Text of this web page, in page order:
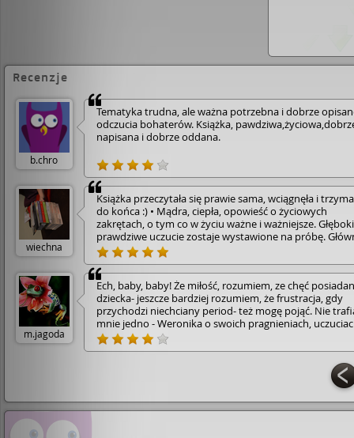
Recenzje
b.chro
Tematyka trudna, ale ważna potrzebna i dobrze
odczucia bohaterów. Książka,
napisana i dobrze oddana.
wiechna
Książka przeczytała się prawie sama, wciągnęła i
do końca :) • Mądra, ciepła, opowieść o życiowych
zakrętach, o tym co w życiu ważne i ważniejsze.
prawdziwe uczucie zostaje wystawione na próbę.
bohaterowie to sympatyczni, młodzi ludzie, którym
przyszło zmierzyć się z bezpłodnością. Czy wyjdą z tego
obronną ręką? • Warto czasami wyhamować i
się nad tym jak się zachowujemy :)
m.jagoda
Ech, baby, baby! Że miłość, rozumiem, ze chęć
dziecka- jeszcze bardziej rozumiem, że frustracja, gdy
przychodzi niechciany period- też mogę pojąć. Nie
mnie jedno - Weronika o swoich pragnieniach,
lękach potrafi rozmawiać z przyjaciółkami, obcym
rodzicami... Nie potrafi otworzyć się tylko przed
mężem. Dla mnie to niepojęte... Dla niego jest jedna
reproduktora. Nieludzkie. Ech, czegoś tu nie rozumiem.